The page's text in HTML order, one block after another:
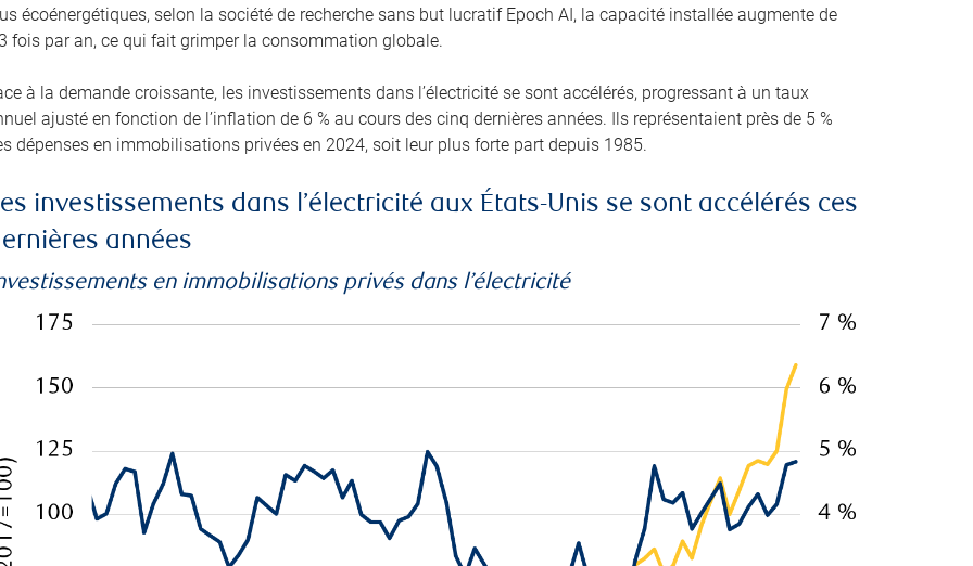
écoénergétiques, selon la société de recherche sans but lucratif Epoch AI, la capacité installée augmente de
fois par an, ce qui fait grimper la consommation globale.
à la demande croissante, les investissements dans l’électricité se sont accélérés, progressant à un taux
ajusté en fonction de l’inflation de 6 % au cours des cinq dernières années. Ils représentaient près de 5 %
dépenses en immobilisations privées en 2024, soit leur plus forte part depuis 1985.
investissements dans l’électricité aux États-Unis se sont accélérés ces
années
en immobilisations privés dans l’électricité